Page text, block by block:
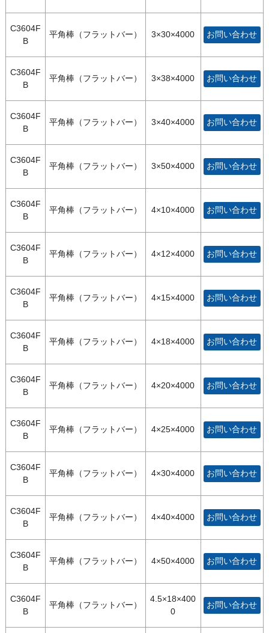
C3604F
B
平角棒（フラットバー） 3×30×4000 お問い合わせ
C3604F
B
平角棒（フラットバー） 3×38×4000 お問い合わせ
C3604F
B
平角棒（フラットバー） 3×40×4000 お問い合わせ
C3604F
B
平角棒（フラットバー） 3×50×4000 お問い合わせ
C3604F
B
平角棒（フラットバー） 4×10×4000 お問い合わせ
C3604F
B
平角棒（フラットバー） 4×12×4000 お問い合わせ
C3604F
B
平角棒（フラットバー） 4×15×4000 お問い合わせ
C3604F
B
平角棒（フラットバー） 4×18×4000 お問い合わせ
C3604F
B
平角棒（フラットバー） 4×20×4000 お問い合わせ
C3604F
B
平角棒（フラットバー） 4×25×4000 お問い合わせ
C3604F
B
平角棒（フラットバー） 4×30×4000 お問い合わせ
C3604F
B
平角棒（フラットバー） 4×40×4000 お問い合わせ
C3604F
B
平角棒（フラットバー） 4×50×4000 お問い合わせ
C3604F
B
平角棒（フラットバー）
4.5×18×400
0
お問い合わせ